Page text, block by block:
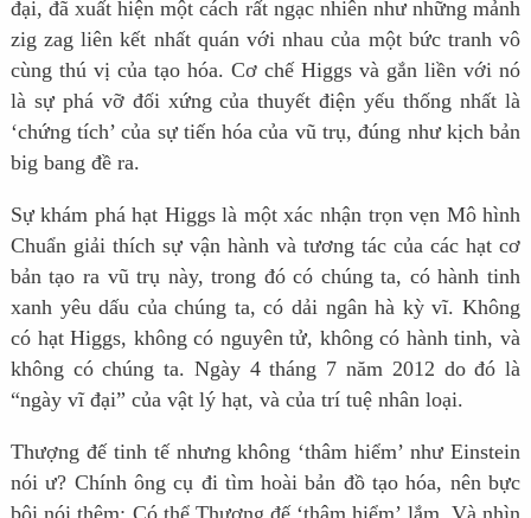
đại, đã xuất hiện một cách rất ngạc nhiên như những mảnh
zig zag liên kết nhất quán với nhau của một bức tranh vô
cùng thú vị của tạo hóa. Cơ chế Higgs và gắn liền với nó
là sự phá vỡ đối xứng của thuyết điện yếu thống nhất là
‘chứng tích’ của sự tiến hóa của vũ trụ, đúng như kịch bản
big bang đề ra.
Sự khám phá hạt Higgs là một xác nhận trọn vẹn Mô hình
Chuẩn giải thích sự vận hành và tương tác của các hạt cơ
bản tạo ra vũ trụ này, trong đó có chúng ta, có hành tinh
xanh yêu dấu của chúng ta, có dải ngân hà kỳ vĩ. Không
có hạt Higgs, không có nguyên tử, không có hành tinh, và
không có chúng ta. Ngày 4 tháng 7 năm 2012 do đó là
“ngày vĩ đại” của vật lý hạt, và của trí tuệ nhân loại.
Thượng đế tinh tế nhưng không ‘thâm hiểm’ như Einstein
nói ư? Chính ông cụ đi tìm hoài bản đồ tạo hóa, nên bực
bội nói thêm: Có thể Thượng đế ‘thâm hiểm’ lắm. Và nhìn